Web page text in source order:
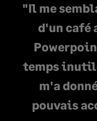
Il me
d'un café
temps
m'a
pouvais